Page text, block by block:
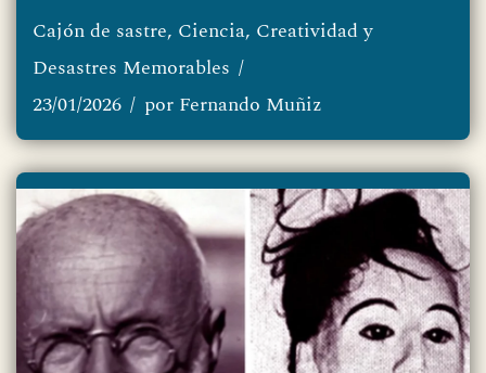
Cajón de sastre, Ciencia, Creatividad y
Desastres Memorables
23/01/2026
por Fernando Muñiz